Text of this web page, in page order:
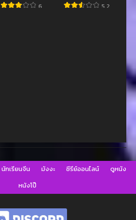
6 5.2
นักเรียนจีน มังงะ ซีรีย์ออนไลน์
ดูหนัง
หนังโป๊